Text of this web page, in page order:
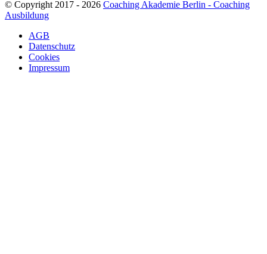
© Copyright 2017 - 2026 Coaching Akademie Berlin - Coaching
Ausbildung
AGB
Datenschutz
Cookies
Impressum